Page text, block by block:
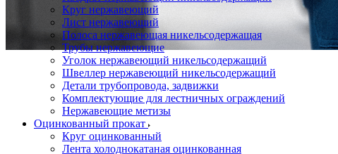
Круг нержавеющий
Лист нержавеющий
Полоса нержавеющая никельсодержащая
Трубы нержавеющие
Уголок нержавеющий никельсодержащий
Швеллер нержавеющий никельсодержащий
Детали трубопровода, задвижки
Комплектующие для лестничных ограждений
Нержавеющие метизы
Оцинкованный прокат
Круг оцинкованный
Лента холоднокатаная оцинкованная